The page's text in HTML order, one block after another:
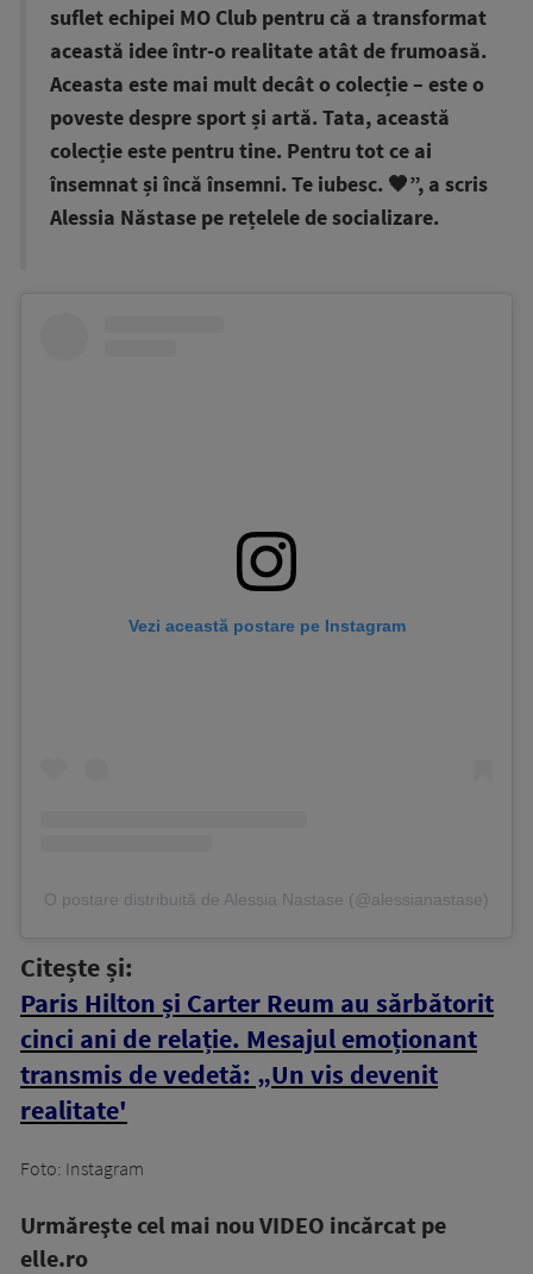
suflet echipei MO Club pentru că a transformat
această idee într-o realitate atât de frumoasă.
Aceasta este mai mult decât o colecție – este o
poveste despre sport și artă. Tata, această
colecție este pentru tine. Pentru tot ce ai
însemnat și încă însemni. Te iubesc. 🖤”, a scris
Alessia Năstase pe rețelele de socializare.
Vezi această postare pe Instagram
O postare distribuită de Alessia Nastase (@alessianastase)
Citește și:
Paris Hilton și Carter Reum au sărbătorit
cinci ani de relație. Mesajul emoționant
transmis de vedetă: „Un vis devenit
realitate'
Foto: Instagram
Urmăreşte cel mai nou VIDEO incărcat pe
elle.ro